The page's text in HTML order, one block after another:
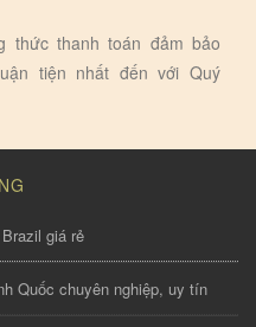
thức thanh toán đảm bảo
tiện nhất đến với Quý
giá rẻ
Quốc chuyên nghiệp, uy tín